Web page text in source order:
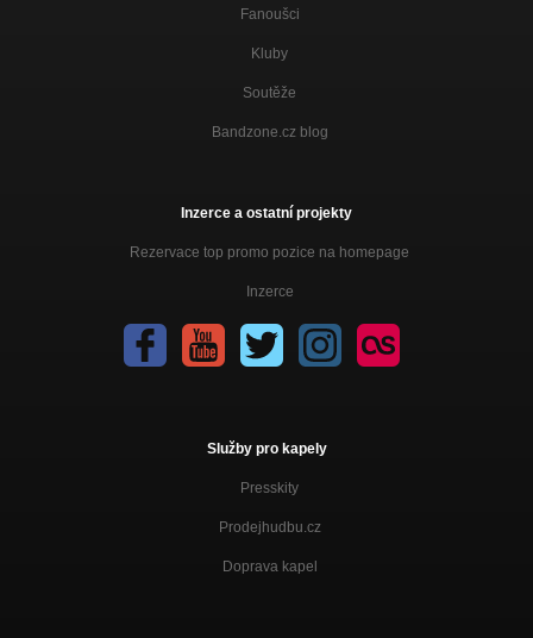
Fanoušci
Kluby
Soutěže
Bandzone.cz blog
Inzerce a ostatní projekty
Rezervace top promo pozice na homepage
Inzerce
Služby pro kapely
Presskity
Prodejhudbu.cz
Doprava kapel